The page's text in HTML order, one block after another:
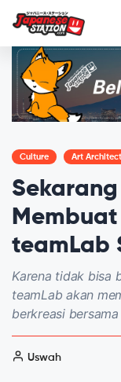
Culture Art
teamLab
Karena tidak bisa
teamLab akan
berkreasi
Uswah